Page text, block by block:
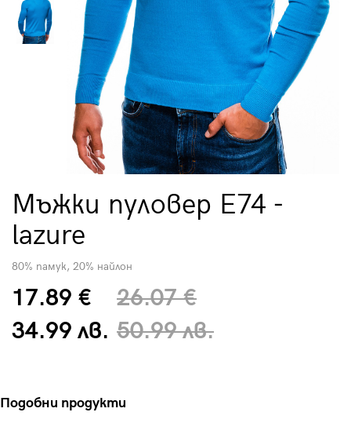
Мъжки пуловер E74 -
lazure
80% памук, 20% найлон
17.89 €
34.99 лв.
26.07 €
50.99 лв.
Подобни продукти